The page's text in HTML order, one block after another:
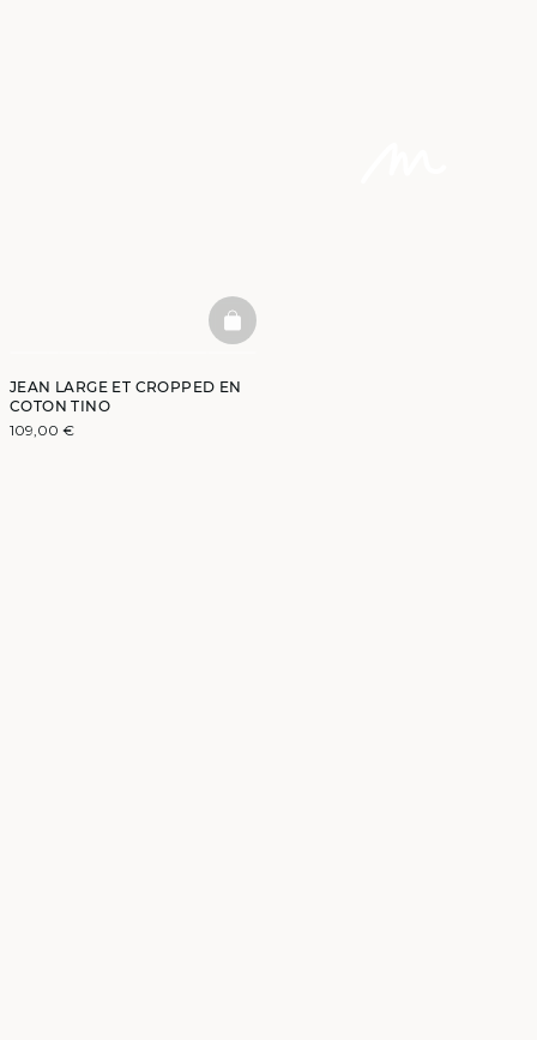
JEAN LARGE ET CROPPED EN
COTON TINO
109,00 €
BASKETFULL